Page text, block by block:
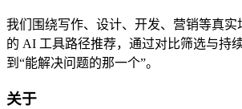
我们围绕写作、设计、开发、营销等真实
的 AI 工具路径推荐，通过对比筛选与持
到“能解决问题的那一个”。
关于